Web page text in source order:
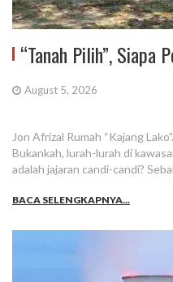
“Tanah Pilih”, Siapa
August 5, 2026
Jon Afrizal Rumah “Kajang
Bukankah, lurah-lurah di
adalah jajaran candi-candi?
BACA SELENGKAPNYA...